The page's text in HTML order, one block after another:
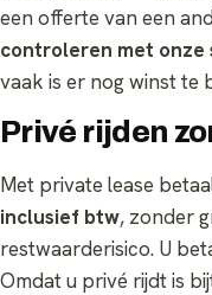
een offerte van een
controleren met onze
vaak is er nog winst te
Privé rijden
Met private lease
inclusief btw, zonder
restwaarderisico. U
Omdat u privé rijdt is